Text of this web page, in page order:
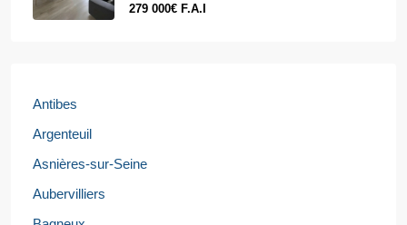
279 000€ F.A.I
Antibes
Argenteuil
Asnières-sur-Seine
Aubervilliers